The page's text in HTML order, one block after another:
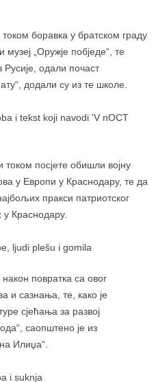
боравка у братском граду
музеј „Оружје побједе“, те
одали почаст
додали су из те школе.
посјете обишли војну
у Европи у Краснодару, те да
пракси патриотског
Краснодару.
повратка са овог
и сазнања, те, како је
сјећања за развој
саопштено је из
Илиџа“.